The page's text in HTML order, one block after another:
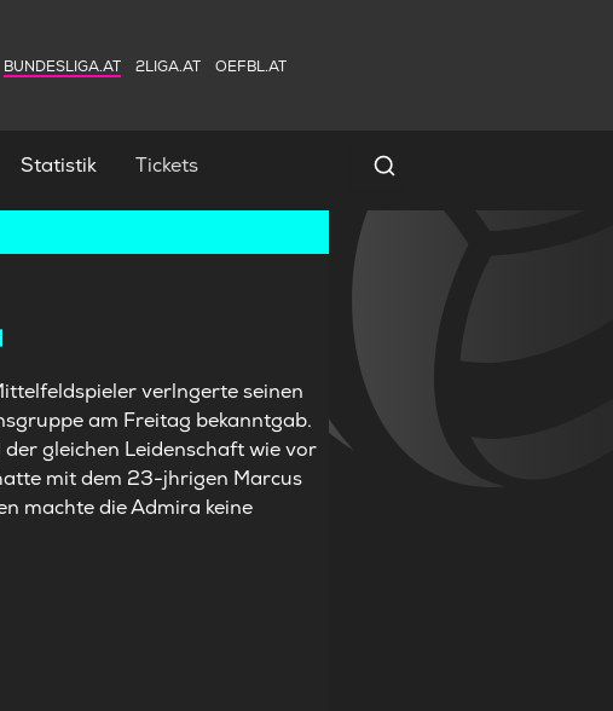
BUNDESLIGA.AT 2LIGA.AT OEFBL.AT
Statistik Tickets Spielersuche
verlngerte seinen
am Freitag bekanntgab.
gleichen Leidenschaft wie vor
mit dem 23-jhrigen Marcus
machte die Admira keine